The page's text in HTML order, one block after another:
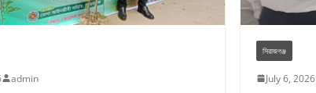
admin
সিরাজগঞ্জ
July 6, 2026